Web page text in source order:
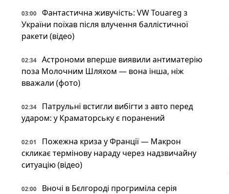
03:00
Фантастична живучість: VW Touareg з
України поїхав після влучення баллістичної
ракети (відео)
02:34
Астрономи вперше виявили антиматерію
поза Молочним Шляхом — вона інша, ніж
вважали (фото)
02:34
Патрульні встигли вибігти з авто перед
ударом: у Краматорську є поранений
02:01
Пожежна криза у Франції — Макрон
скликає термінову нараду через надзвичайну
ситуацію (відео)
02:00
Вночі в Бєлгороді прогриміла серія